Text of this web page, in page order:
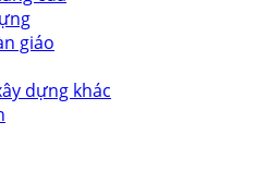
giáo
dựng khác